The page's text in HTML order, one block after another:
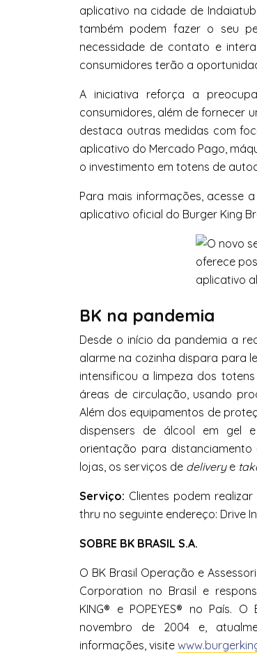
aplicativo na cidade de
também podem fazer o seu
necessidade de contato e
consumidores terão a
A iniciativa reforça a
consumidores, além de fornecer
destaca outras medidas com
aplicativo do Mercado Pago,
o investimento em totens de
Para mais informações, acesse
aplicativo oficial do Burger King
BK na pandemia
Desde o início da pandemia a
alarme na cozinha dispara para
intensificou a limpeza dos
áreas de circulação, usando
Além dos equipamentos de
dispensers de álcool em gel
orientação para
lojas, os serviços de deliverye
Serviço: Clientes podem
thru no seguinte endereço: Drive
SOBRE BK BRASIL S.A.
O BK Brasil Operação e
Corporation no Brasil e
KING® e POPEYES® no País.
novembro de 2004 e,
informações, visite